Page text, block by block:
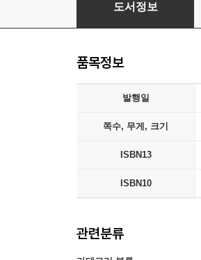
도서정보
품목정보
발행일
쪽수, 무게, 크기
ISBN13
ISBN10
관련분류